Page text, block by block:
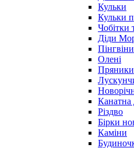
Кульки
Кульки
Чобітки
Діди
Пінгвіни
Олені
Пряники
Канатна
Різдво
Бірки
Каміни